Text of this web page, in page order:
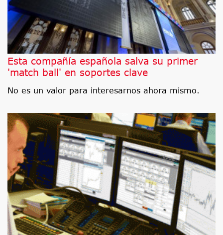
Esta compañía española salva su primer
'match ball' en soportes clave
No es un valor para interesarnos ahora mismo.